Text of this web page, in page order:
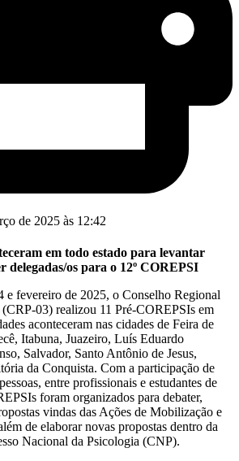
de 2025 às 12:42
em todo estado para levantar
delegadas/os para o 12º COREPSI
e fevereiro de 2025, o Conselho Regional
03) realizou 11 Pré-COREPSIs em
aconteceram nas cidades de Feira de
Itabuna, Juazeiro, Luís Eduardo
Salvador, Santo Antônio de Jesus,
da Conquista. Com a participação de
entre profissionais e estudantes de
foram organizados para debater,
vindas das Ações de Mobilização e
de elaborar novas propostas dentro da
Nacional da Psicologia (CNP).